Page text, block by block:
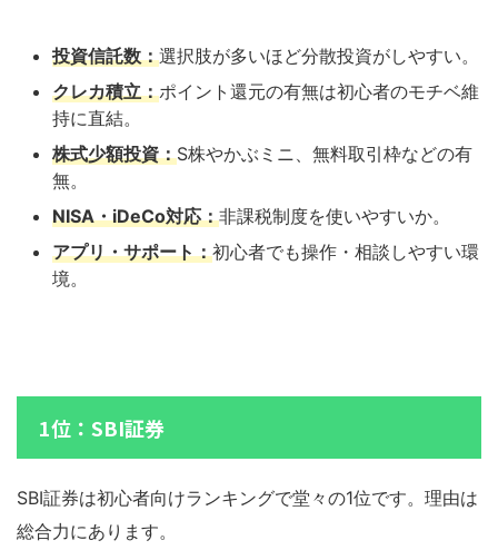
投資信託数：選択肢が多いほど分散投資がしやすい。
クレカ積立：ポイント還元の有無は初心者のモチベ維
持に直結。
株式少額投資：S株やかぶミニ、無料取引枠などの有
無。
NISA・iDeCo対応：非課税制度を使いやすいか。
アプリ・サポート：初心者でも操作・相談しやすい環
境。
1位：SBI証券
SBI証券は初心者向けランキングで堂々の1位です。理由は
総合力にあります。